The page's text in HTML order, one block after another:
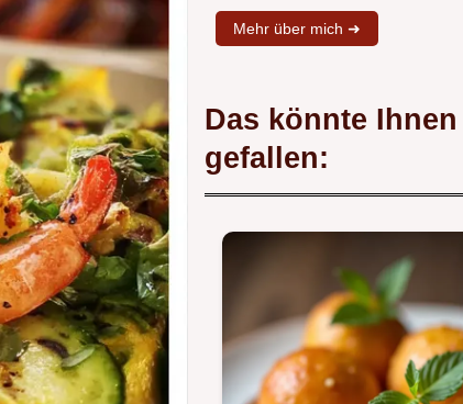
Mehr über mich ➜
Das könnte
gefallen: